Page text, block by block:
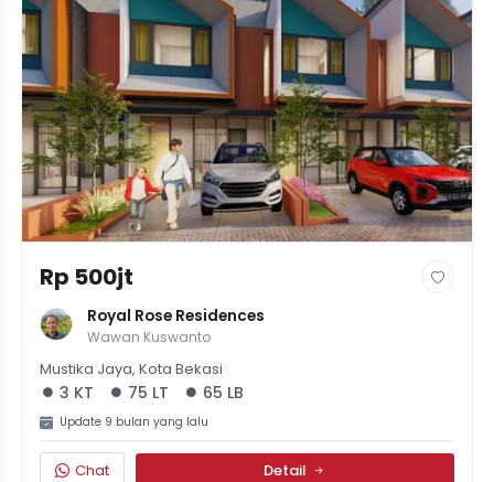
Rp 500jt
Royal Rose Residences
Wawan Kuswanto
Mustika Jaya, Kota Bekasi
3 KT 75 LT 65 LB
Update 9 bulan yang lalu
Chat Detail